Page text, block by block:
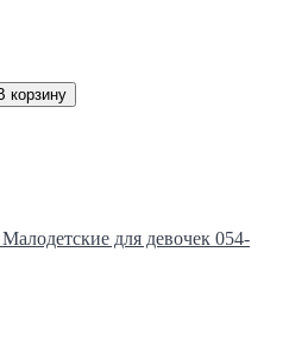
для девочек 054-